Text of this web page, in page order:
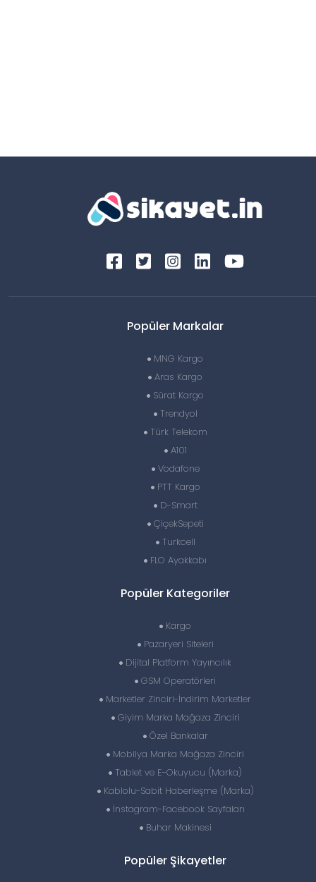
Popüler Markalar
MNG Kargo
Aras Kargo
Sürat Kargo
Trendyol
Türk Telekom
A101
Vodafone
PTT Kargo
D-Smart
ÇiçekSepeti
Turkcell
FLO Ayakkabı
Popüler Kategoriler
Kargo
Pazaryeri Siteleri
Dijital Platform Yayıncılık
GSM Operatörleri
Marketler Zinciri-İndirim Marketler
Giyim Marka Mağaza Zinciri
Özel Bankalar
Mobilya Marka Mağaza Zinciri
Tablet ve E-Okuyucu (Marka)
Kablolu-Sabit Haberleşme (Marka)
İnstagram-Facebook Sayfaları
Buhar Makinesi
Popüler Şikayetler